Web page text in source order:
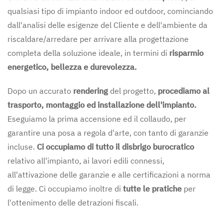
qualsiasi tipo di impianto indoor ed outdoor, cominciando
dall'analisi delle esigenze del Cliente e dell'ambiente da
riscaldare/arredare per arrivare alla progettazione
completa della soluzione ideale, in termini di risparmio
energetico, bellezza e durevolezza.
Dopo un accurato rendering del progetto, procediamo al
trasporto, montaggio ed installazione dell'impianto.
Eseguiamo la prima accensione ed il collaudo, per
garantire una posa a regola d'arte, con tanto di garanzie
incluse. Ci occupiamo di tutto il disbrigo burocratico
relativo all'impianto, ai lavori edili connessi,
all'attivazione delle garanzie e alle certificazioni a norma
di legge. Ci occupiamo inoltre di tutte le pratiche per
l'ottenimento delle detrazioni fiscali.